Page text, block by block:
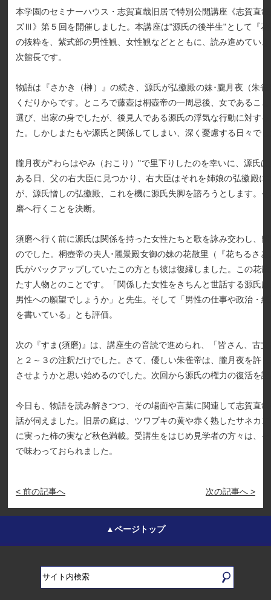
本学園のセミナーハウス・志賀直哉旧居で特別公開講座《志賀直
ズⅢ》第５回を開催しました。本講座は"源氏の後半生"として『
の抜粋を、紫式部の男性観、女性観などとともに、読み進めてい
次館長です。
物語は『さかき（榊）』の続き、源氏が弘徽殿の妹･朧月夜（朱
くだりからです。ところで藤壺は桐壺帝の一周忌後、女であるこ
選び、出家の身でしたが、後見人である源氏の浮気な行動に対す
た。しかしまたもや源氏と関係してしまい、深く憂慮する日々で
朧月夜が"わらはやみ（おこり）"で里下りしたのを幸いに、源氏
ある日、父の右大臣に見つかり、右大臣はそれを姉娘の弘徽殿
が、源氏憎しの弘徽殿、これを機に源氏失脚を諮ろうとします。
磨へ行くことを決断。
須磨へ行く前に源氏は関係を持った女性たちと歌を詠み交わし、
のでした。桐壺帝の夫人･麗景殿女御の妹の花散里（『花ちるさ
氏がバックアップしていたこの方とも彼は復縁しました。この花
たす人物とのことです。「関係した女性をきちんと世話する源氏
男性への願望でしょうか」と先生。そして「男性の仕事や政治・
を書いている」とも評価。
次の『すま(須磨)』は、講座生の音読で進められ、「皆さん、古
と２～３の注釈だけでした。さて、優しい朱雀帝は、朧月夜を許
させようかと思い始めるのでした。次回から源氏の権力の復活を
今日も、物語を読み解きつつ、その場面や言葉に関連して志賀直
話が伺えました。旧居の庭は、ツワブキの黄や赤く熟したサネカ
に実った柿の実など秋色満載。受講生をはじめ見学者の方々は、
で味わっておられました。
< 前の記事へ 次の記事へ >
▲ページトップ